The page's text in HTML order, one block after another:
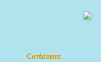
Catégories